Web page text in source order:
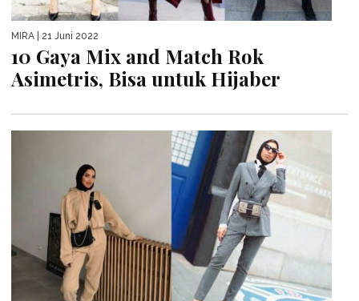
MIRA | 21 Juni 2022
10 Gaya Mix and Match Rok
Asimetris, Bisa untuk Hijaber